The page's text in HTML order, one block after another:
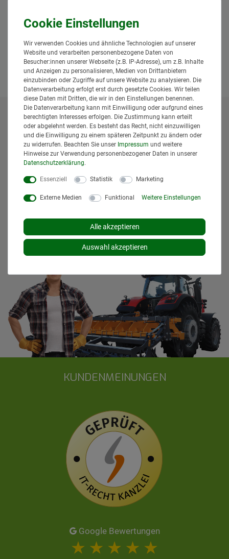
habe.*
Anfrage senden
* Alle Preise inklusive gesetzlicher Mehrwertsteuer und
zuzüglichVersandkosten. Der Versand erfolgt bei vielen
Artikeln bei Bestellungen bis 14 Uhr und Sofortbezahlung
(z.B. PayPal) bereits am gleichen Werktag. Die angegebenen
Lieferzeiten gelten für Lieferungen innerhalb Deutschlands.
Versand innerhalb Deutschlands, soweit kein anders
Lieferland ausgewählt wurde. Versandkosten und
denVersandinformationen.
KUNDENMEINUNGEN
Google Bewertungen
Wir verwenden Cookies und ähnliche Technologien auf unserer
Website und verarbeiten personenbezogene Daten von
Besucher:innen unserer Webseite (z.B. IP-Adresse), um z.B. Inhalte
und Anzeigen zu personalisieren, Medien von Drittanbietern
einzubinden oder Zugriffe auf unsere Website zu analysieren. Die
Datenverarbeitung erfolgt erst durch gesetzte Cookies. Wir teilen
diese Daten mit Dritten, die wir in den Einstellungen benennen.
Die Datenverarbeitung kann mit Einwilligung oder aufgrund eines
berechtigten Interesses erfolgen. Die Zustimmung kann erteilt
oder abgelehnt werden. Es besteht das Recht, nicht einzuwilligen
und die Einwilligung zu einem späteren Zeitpunkt zu ändern oder
zu widerrufen. Beachten Sie unser Impressum und weitere
Hinweise zur Verwendung personenbezogener Daten in unserer
Daten­schutz­erklärung.
Essenziell Statistik Marketing
Externe Medien Funktional Weitere Einstellungen
Alle akzeptieren
Auswahl akzeptieren